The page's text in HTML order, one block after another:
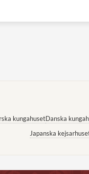
kungahusetDanska
Japanska